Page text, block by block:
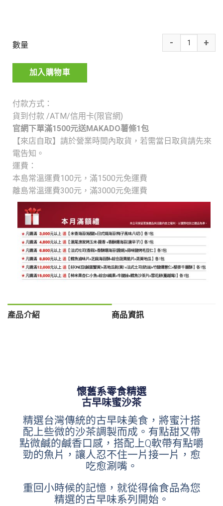
數量
加入購物車
付款方式：
貨到付款 /ATM/信用卡(限官網)
官網下單滿1500元送MAKADO薯條1包
【來店自取】請於營業時間內取貨，若需當日取貨請先來
電告知。
運費：
本島常溫運費100元， 滿1500元免運費
離島常溫運費300元， 滿3000元免運費
產品介紹 商品資訊
懷舊系零食精選
古早味蜜沙茶
精選台灣傳統的古早味美食，將蜜汁搭
配上些微的沙茶調製而成。有點甜又帶
點微鹹的鹹香口感，搭配上Q軟帶有點嚼
勁的魚片，讓人忍不住一片接一片，愈
吃愈涮嘴。
重回小時候的記憶，就從得倫食品為您
精選的古早味系列開始。